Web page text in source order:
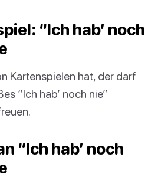
“Ich hab’ noch
Kartenspielen hat, der darf
“Ich hab’ noch nie”
“Ich hab’ noch